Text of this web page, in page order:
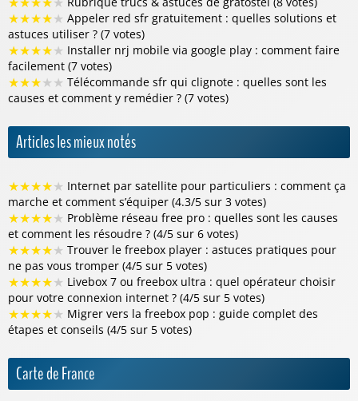
★★★★★ Appeler red sfr gratuitement : quelles solutions et
astuces utiliser ? (7 votes)
★★★★★ Installer nrj mobile via google play : comment faire
facilement (7 votes)
★★★★★ Télécommande sfr qui clignote : quelles sont les
causes et comment y remédier ? (7 votes)
Articles les mieux notés
★★★★★ Internet par satellite pour particuliers : comment ça
marche et comment s’équiper (4.3/5 sur 3 votes)
★★★★★ Problème réseau free pro : quelles sont les causes
et comment les résoudre ? (4/5 sur 6 votes)
★★★★★ Trouver le freebox player : astuces pratiques pour
ne pas vous tromper (4/5 sur 5 votes)
★★★★★ Livebox 7 ou freebox ultra : quel opérateur choisir
pour votre connexion internet ? (4/5 sur 5 votes)
★★★★★ Migrer vers la freebox pop : guide complet des
étapes et conseils (4/5 sur 5 votes)
Carte de France